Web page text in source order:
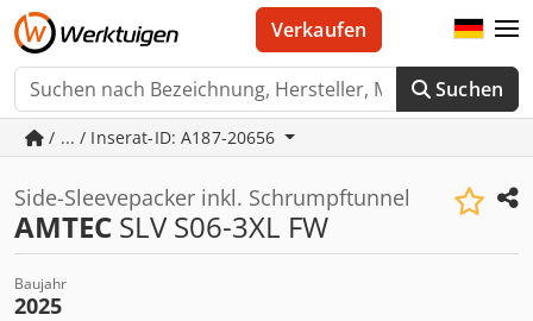
Suchen
Verkaufen
/ ... / Inserat-ID: A187-20656
Side-Sleevepacker inkl. Schrumpftunnel
AMTEC SLV S06-3XL FW
Baujahr
2025